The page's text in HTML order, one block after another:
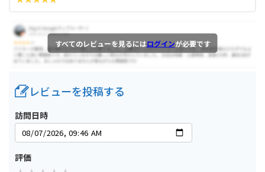
すべてのレビューを見るにはログインが必要です
レビューを投稿する
訪問日時
評価